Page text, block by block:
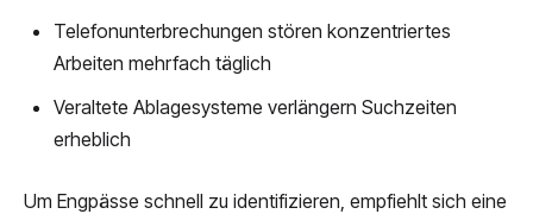
Telefonunterbrechungen stören konzentriertes
Arbeiten mehrfach täglich
Veraltete Ablagesysteme verlängern Suchzeiten
erheblich
Um Engpässe schnell zu identifizieren, empfiehlt sich eine